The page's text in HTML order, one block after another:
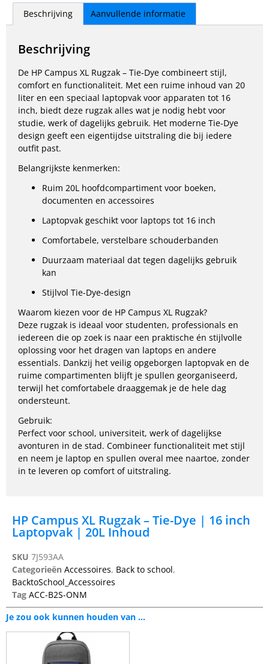
Beschrijving Aanvullende informatie
Beschrijving
De HP Campus XL Rugzak – Tie-Dye combineert stijl,
comfort en functionaliteit. Met een ruime inhoud van 20
liter en een speciaal laptopvak voor apparaten tot 16
inch, biedt deze rugzak alles wat je nodig hebt voor
studie, werk of dagelijks gebruik. Het moderne Tie-Dye
design geeft een eigentijdse uitstraling die bij iedere
outfit past.
Belangrijkste kenmerken:
Ruim 20L hoofdcompartiment voor boeken,
documenten en accessoires
Laptopvak geschikt voor laptops tot 16 inch
Comfortabele, verstelbare schouderbanden
Duurzaam materiaal dat tegen dagelijks gebruik
kan
Stijlvol Tie-Dye-design
Waarom kiezen voor de HP Campus XL Rugzak?
Deze rugzak is ideaal voor studenten, professionals en
iedereen die op zoek is naar een praktische én stijlvolle
oplossing voor het dragen van laptops en andere
essentials. Dankzij het veilig opgeborgen laptopvak en de
ruime compartimenten blijft je spullen georganiseerd,
terwijl het comfortabele draaggemak je de hele dag
ondersteunt.
Gebruik:
Perfect voor school, universiteit, werk of dagelijkse
avonturen in de stad. Combineer functionaliteit met stijl
en neem je laptop en spullen overal mee naartoe, zonder
in te leveren op comfort of uitstraling.
HP Campus XL Rugzak – Tie-Dye | 16 inch
Laptopvak | 20L Inhoud
SKU 7J593AA
Categorieën Accessoires, Back to school,
BacktoSchool_Accessoires
Tag ACC-B2S-ONM
Je zou ook kunnen houden van …